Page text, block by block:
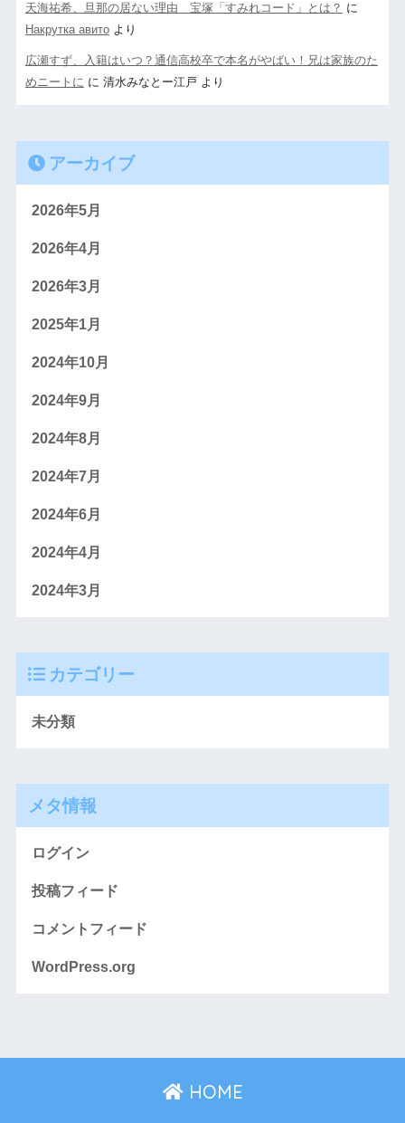
天海祐希、旦那の居ない理由 宝塚「すみれコード」とは？ に
Накрутка авитоより
広瀬すず、入籍はいつ？通信高校卒で本名がやばい！兄は家族のた
めニートに に 清水みなとー江戸 より
アーカイブ
2026年5月
2026年4月
2026年3月
2025年1月
2024年10月
2024年9月
2024年8月
2024年7月
2024年6月
2024年4月
2024年3月
カテゴリー
未分類
メタ情報
ログイン
投稿フィード
コメントフィード
WordPress.org
HOME